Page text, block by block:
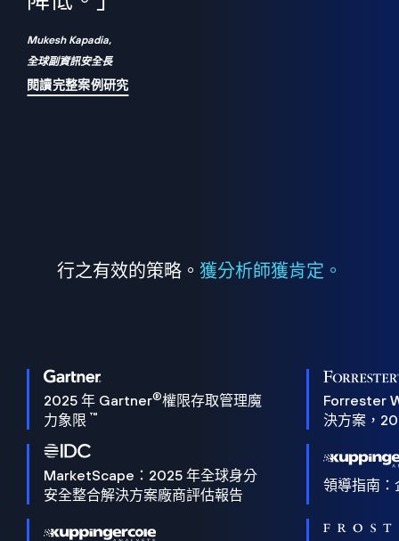
Mukesh Kapadia,
全球副資訊安全長
閱讀完整案例研究
行之有效的策略。 獲分析師獲肯定。
2025 年 Gartner®權限存取管理魔
力象限 ™
Forrester
決方案，
MarketScape：2025 年全球身分
安全整合解決方案廠商評估報告
領導指南